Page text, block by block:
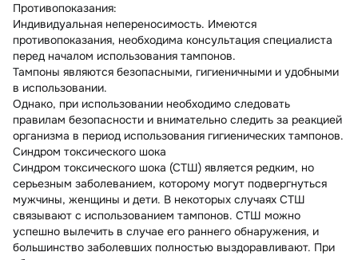
Противопоказания:
Индивидуальная непереносимость. Имеются
противопоказания, необходима консультация специалиста
перед началом использования тампонов.
Тампоны являются безопасными, гигиеничными и удобными
в использовании.
Однако, при использовании необходимо следовать
правилам безопасности и внимательно следить за реакцией
организма в период использования гигиенических тампонов.
Синдром токсического шока
Синдром токсического шока (СТШ) является редким, но
серьезным заболеванием, которому могут подвергнуться
мужчины, женщины и дети. В некоторых случаях СТШ
связывают с использованием тампонов. СТШ можно
успешно вылечить в случае его раннего обнаружения, и
большинство заболевших полностью выздоравливают. При